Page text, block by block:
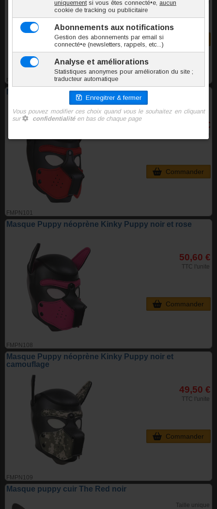
FMPN100
TTC l'unite
Commander
Masque Puppy néoprène Kinky Puppy noir et rouge
FMPN101
50,60 €
TTC l'unite
Commander
Masque Puppy néoprène Kinky Puppy noir et rose
FMPN108
50,60 €
TTC l'unite
Commander
Masque Puppy néoprène Kinky Puppy noir et
camouflage
FMPN109
49,50 €
TTC l'unite
Commander
Masque puppy cuir The Red noir
Taille unique